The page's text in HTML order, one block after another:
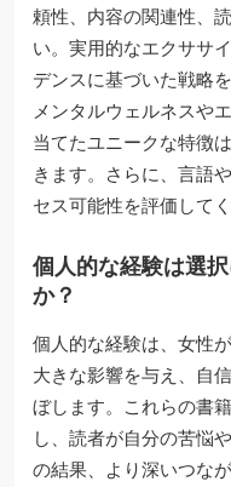
頼性、内容の関連性、
い。実用的なエクササ
デンスに基づいた戦略
メンタルウェルネスや
当てたユニークな特徴
きます。さらに、言語
セス可能性を評価してく
個人的な経験は選
か？
個人的な経験は、女性
大きな影響を与え、自
ぼします。これらの書
し、読者が自分の苦悩
の結果、より深いつな